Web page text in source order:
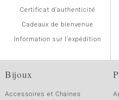
Certificat d'authenticité
Cadeaux de bienvenue
Information sur l'expédition
Bijoux
Accessoires et Chaines